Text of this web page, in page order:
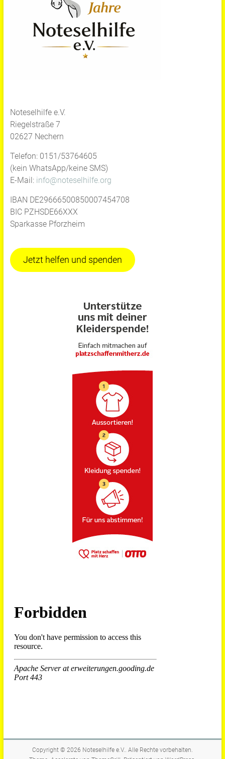
Noteselhilfe e.V.
Riegelstraße 7
02627 Nechern
Telefon: 0151/53764605
(kein WhatsApp/keine SMS)
E-Mail: info@noteselhilfe.org
IBAN DE29666500850007454708
BIC PZHSDE66XXX
Sparkasse Pforzheim
Jetzt helfen und spenden
Copyright © 2026 Noteselhilfe e.V.. Alle Rechte vorbehalten.